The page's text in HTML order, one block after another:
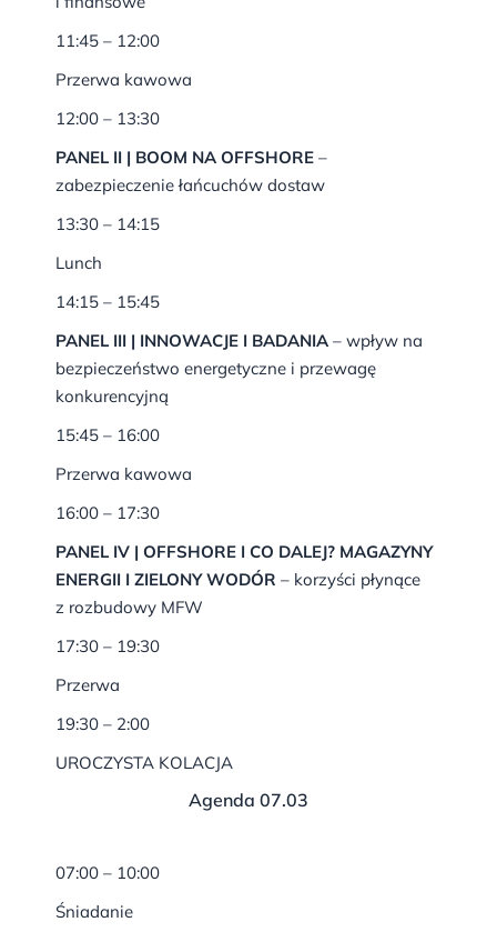
11:45 – 12:00
Przerwa kawowa
12:00 – 13:30
PANEL II | BOOM NA OFFSHORE –
zabezpieczenie łańcuchów dostaw
13:30 – 14:15
Lunch
14:15 – 15:45
PANEL III | INNOWACJE I BADANIA – wpływ na
bezpieczeństwo energetyczne i przewagę
konkurencyjną
15:45 – 16:00
Przerwa kawowa
16:00 – 17:30
PANEL IV | OFFSHORE I CO DALEJ? MAGAZYNY
ENERGII I ZIELONY WODÓR – korzyści płynące
z rozbudowy MFW
17:30 – 19:30
Przerwa
19:30 – 2:00
UROCZYSTA KOLACJA
Agenda 07.03
07:00 – 10:00
Śniadanie